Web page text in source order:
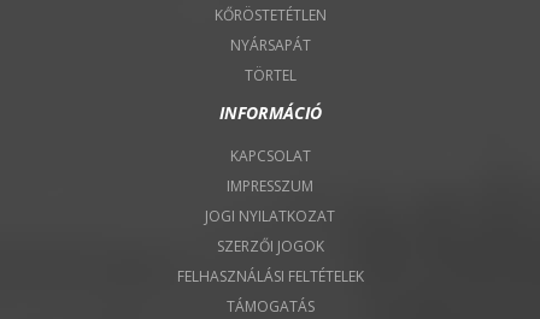
KŐRÖSTETÉTLEN
NYÁRSAPÁT
TÖRTEL
INFORMÁCIÓ
KAPCSOLAT
IMPRESSZUM
JOGI NYILATKOZAT
SZERZŐI JOGOK
FELHASZNÁLÁSI FELTÉTELEK
TÁMOGATÁS